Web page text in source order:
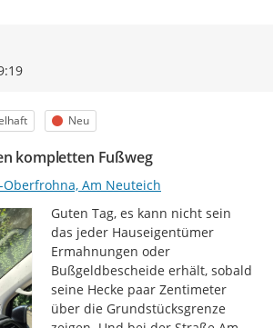
Zur Äußerung
Status
Neu
kompletten Fußweg
Oberfrohna, Am Neuteich
Guten Tag, es kann nicht sein
das jeder Hauseigentümer
Ermahnungen oder
Bußgeldbescheide erhält, sobald
seine Hecke paar Zentimeter
über die Grundstücksgrenze